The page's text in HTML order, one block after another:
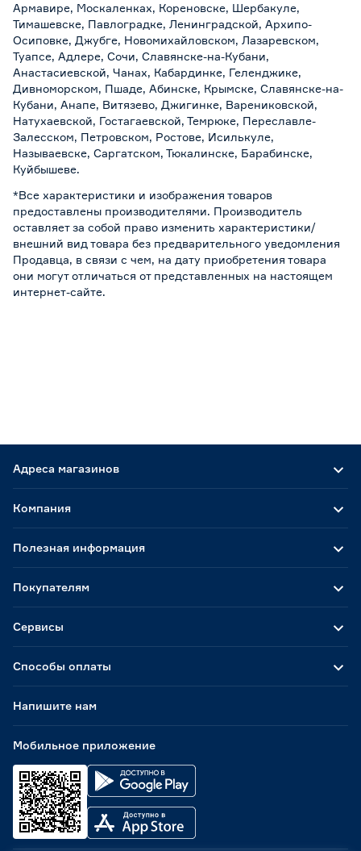
Армавире, Москаленках, Кореновске, Шербакуле,
Тимашевске, Павлоградке, Ленинградской, Архипо-
Осиповке, Джубге, Новомихайловском, Лазаревском,
Туапсе, Адлере, Сочи, Славянске-на-Кубани,
Анастасиевской, Чанах, Кабардинке, Геленджике,
Дивноморском, Пшаде, Абинске, Крымске, Славянске-на-
Кубани, Анапе, Витязево, Джигинке, Варениковской,
Натухаевской, Гостагаевской, Темрюке, Переславле-
Залесском, Петровском, Ростове, Исилькуле,
Называевске, Саргатском, Тюкалинске, Барабинске,
Куйбышеве.
*Все характеристики и изображения товаров
предоставлены производителями. Производитель
оставляет за собой право изменить характеристики/
внешний вид товара без предварительного уведомления
Продавца, в связи с чем, на дату приобретения товара
они могут отличаться от представленных на настоящем
интернет-сайте.
Адреса магазинов
Способы оплаты
Мобильное приложение
Компания
Полезная информация
Покупателям
Сервисы
Напишите нам